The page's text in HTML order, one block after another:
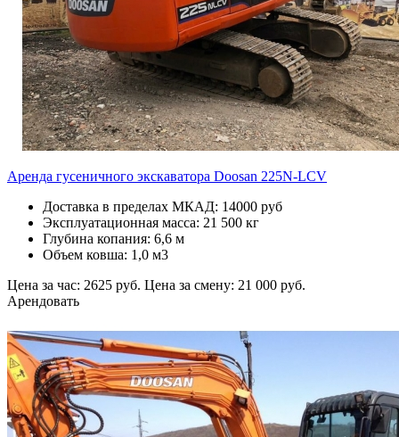
Аренда гусеничного экскаватора Doosan 225N-LCV
Доставка в пределах МКАД: 14000 руб
Эксплуатационная масса: 21 500 кг
Глубина копания: 6,6 м
Объем ковша: 1,0 м3
Цена за час: 2625 руб. Цена за смену: 21 000 руб.
Арендовать